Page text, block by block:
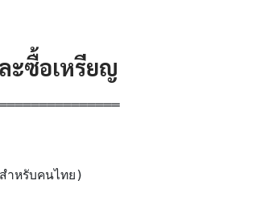
ะซื้อเหรียญ
รับคนไทย)